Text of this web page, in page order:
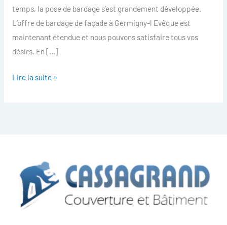
temps, la pose de bardage s’est grandement développée.
L’offre de bardage de façade à Germigny-l Evêque est
maintenant étendue et nous pouvons satisfaire tous vos
désirs. En […]
Lire la suite »